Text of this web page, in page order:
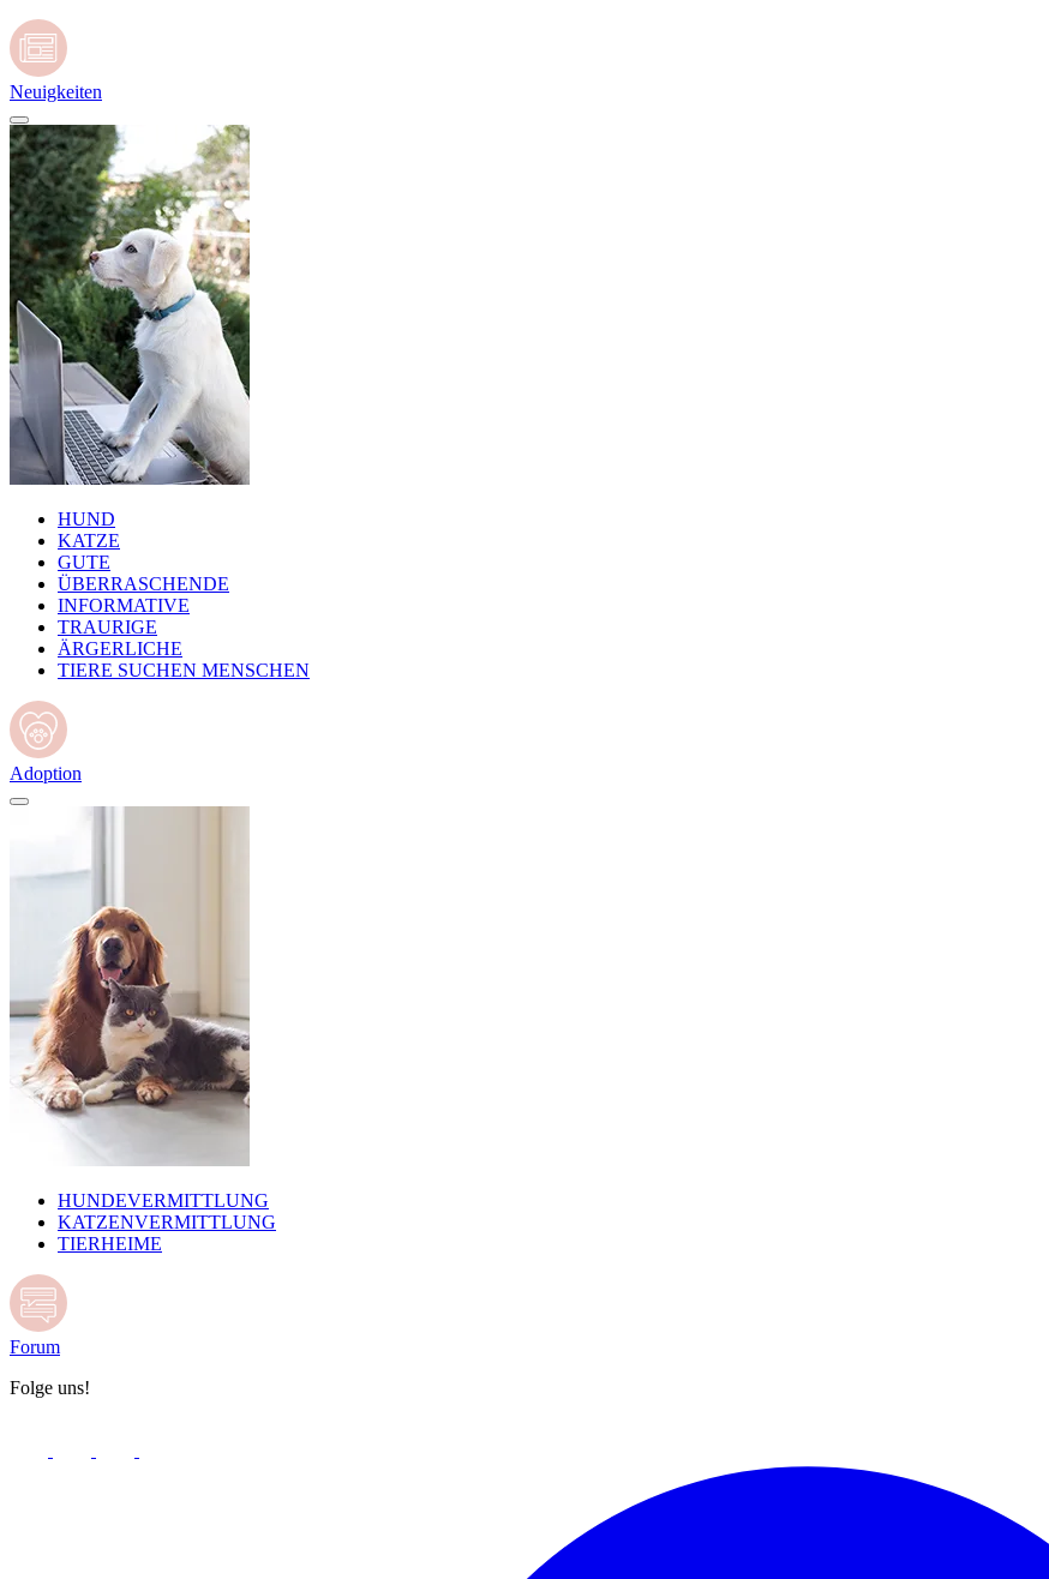
Neuigkeiten
HUND
KATZE
GUTE
ÜBERRASCHENDE
INFORMATIVE
TRAURIGE
ÄRGERLICHE
TIERE SUCHEN MENSCHEN
Adoption
HUNDEVERMITTLUNG
KATZENVERMITTLUNG
TIERHEIME
Forum
Folge uns!